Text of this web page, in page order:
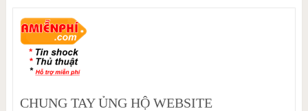
CHUNG TAY ỦNG HỘ WEBSITE